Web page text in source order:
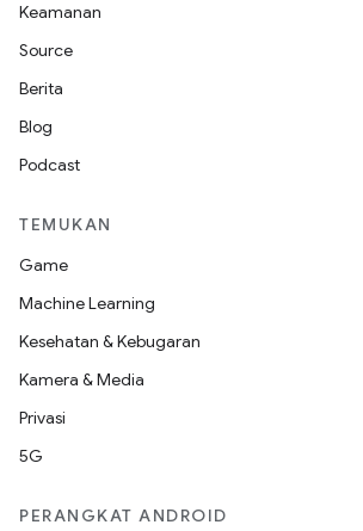
Keamanan
Source
Berita
Blog
Podcast
TEMUKAN
Game
Machine Learning
Kesehatan & Kebugaran
Kamera & Media
Privasi
5G
PERANGKAT ANDROID